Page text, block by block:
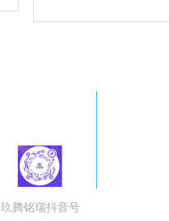
玖腾铭瑞抖音号